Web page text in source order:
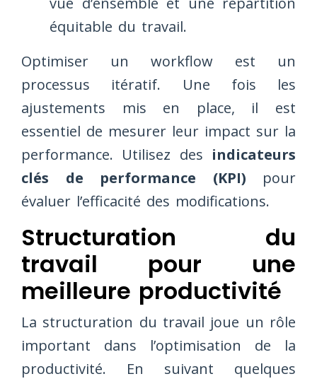
équitable du travail.
Optimiser un workflow est un
processus itératif. Une fois les
ajustements mis en place, il est
essentiel de mesurer leur impact sur la
performance. Utilisez des indicateurs
clés de performance (KPI) pour
évaluer l’efficacité des modifications.
Structuration du
travail pour une
meilleure productivité
La structuration du travail joue un rôle
important dans l’optimisation de la
productivité. En suivant quelques